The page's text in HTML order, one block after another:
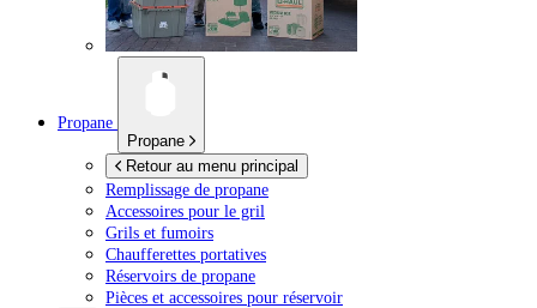
Propane
Propane
Retour au menu principal
Remplissage de propane
Accessoires pour le gril
Grils et fumoirs
Chaufferettes portatives
Réservoirs de propane
Pièces et accessoires pour réservoir